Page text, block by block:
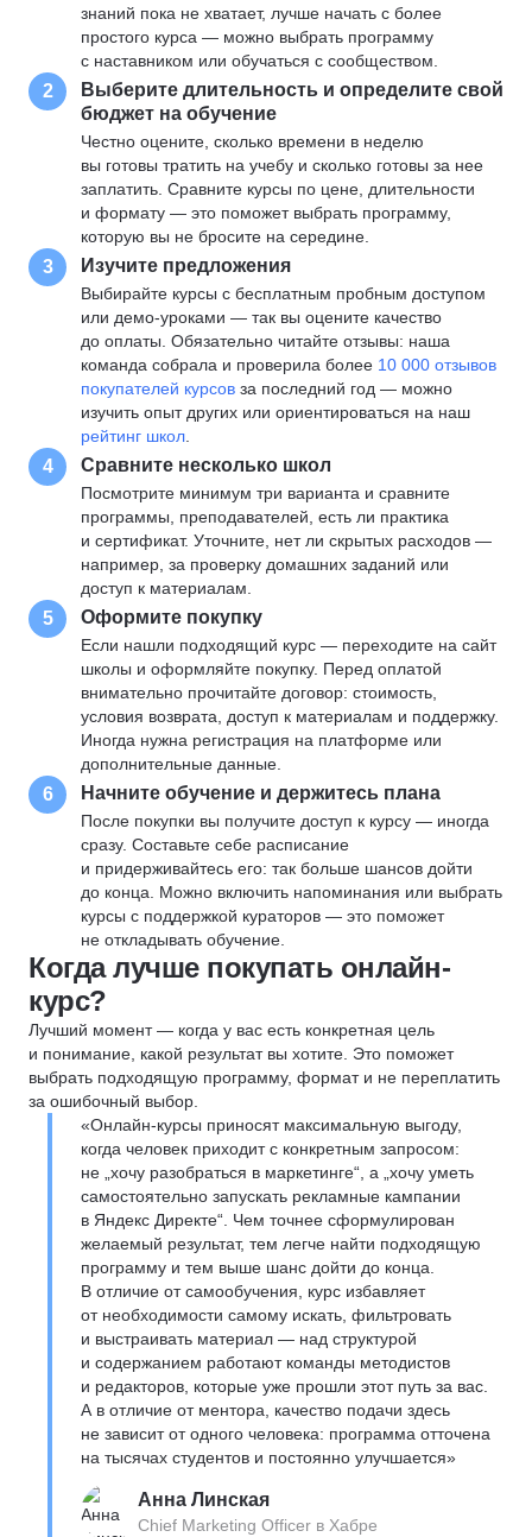
знаний пока не хватает, лучше начать с более
простого курса — можно выбрать программу
с наставником или обучаться с сообществом.
2
Выберите длительность и определите свой
бюджет на обучение
Честно оцените, сколько времени в неделю
вы готовы тратить на учебу и сколько готовы за нее
заплатить. Сравните курсы по цене, длительности
и формату — это поможет выбрать программу,
которую вы не бросите на середине.
3 Изучите предложения
Выбирайте курсы с бесплатным пробным доступом
или демо-уроками — так вы оцените качество
до оплаты. Обязательно читайте отзывы: наша
команда собрала и проверила более 10 000 отзывов
покупателей курсов за последний год — можно
изучить опыт других или ориентироваться на наш
рейтинг школ
4 Сравните несколько школ
Посмотрите минимум три варианта и сравните
программы, преподавателей, есть ли практика
и сертификат. Уточните, нет ли скрытых расходов —
например, за проверку домашних заданий или
доступ к материалам.
5 Оформите покупку
Если нашли подходящий курс — переходите на сайт
школы и оформляйте покупку. Перед оплатой
внимательно прочитайте договор: стоимость,
условия возврата, доступ к материалам и поддержку.
Иногда нужна регистрация на платформе или
дополнительные данные.
6 Начните обучение и держитесь плана
После покупки вы получите доступ к курсу — иногда
сразу. Составьте себе расписание
и придерживайтесь его: так больше шансов дойти
до конца. Можно включить напоминания или выбрать
курсы с поддержкой кураторов — это поможет
не откладывать обучение.
Когда лучше покупать онлайн-
курс?
Лучший момент — когда у вас есть конкретная цель
и понимание, какой результат вы хотите. Это поможет
выбрать подходящую программу, формат и не переплатить
за ошибочный выбор.
«Онлайн-курсы приносят максимальную выгоду,
когда человек приходит с конкретным запросом:
не „хочу разобраться в маркетинге“, а „хочу уметь
самостоятельно запускать рекламные кампании
в Яндекс Директе“. Чем точнее сформулирован
желаемый результат, тем легче найти подходящую
программу и тем выше шанс дойти до конца.
В отличие от самообучения, курс избавляет
от необходимости самому искать, фильтровать
и выстраивать материал — над структурой
и содержанием работают команды методистов
и редакторов, которые уже прошли этот путь за вас.
А в отличие от ментора, качество подачи здесь
не зависит от одного человека: программа отточена
на тысячах студентов и постоянно улучшается»
Анна Линская
Chief Marketing Officer в Хабре